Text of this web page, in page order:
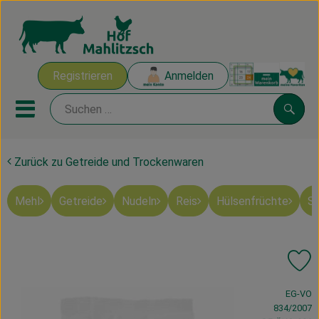
Registrieren Anmelden
Mobiles Menu öffnen oder
Ökokisten
Mahlitzscher Produkte
Zurück zu Getreide und Trockenwaren
Mehl Getreide Nudeln Reis Hülsenfrüchte
, Verband:
EG-VO
834/2007